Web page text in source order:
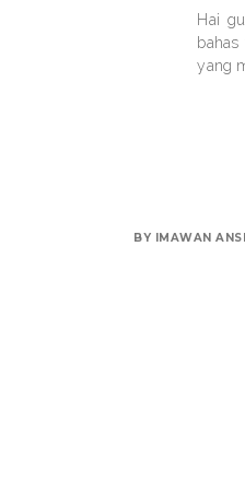
Hai
yang
BY IMAWAN